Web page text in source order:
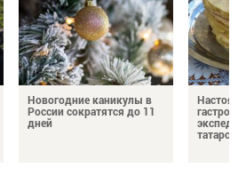
Новогодние каникулы в
России сократятся до 11
дней